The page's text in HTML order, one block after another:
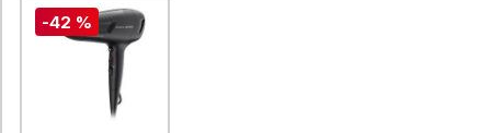
-42 %